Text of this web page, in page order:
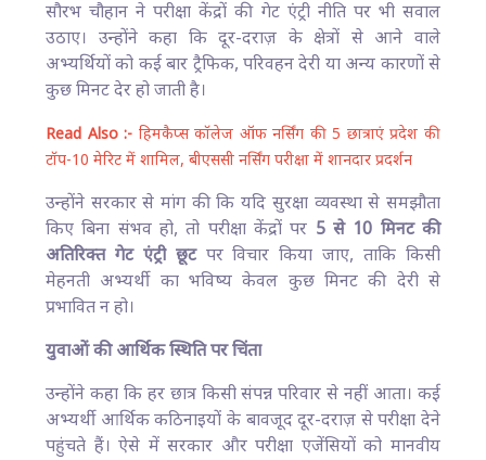
सौरभ चौहान ने परीक्षा केंद्रों की गेट एंट्री नीति पर भी सवाल
उठाए। उन्होंने कहा कि दूर-दराज़ के क्षेत्रों से आने वाले
अभ्यर्थियों को कई बार ट्रैफिक, परिवहन देरी या अन्य कारणों से
कुछ मिनट देर हो जाती है।
Read Also :- हिमकैप्स कॉलेज ऑफ नर्सिंग की 5 छात्राएं प्रदेश की
टॉप-10 मेरिट में शामिल, बीएससी नर्सिंग परीक्षा में शानदार प्रदर्शन
उन्होंने सरकार से मांग की कि यदि सुरक्षा व्यवस्था से समझौता
किए बिना संभव हो, तो परीक्षा केंद्रों पर 5 से 10 मिनट की
अतिरिक्त गेट एंट्री छूटपर विचार किया जाए, ताकि किसी
मेहनती अभ्यर्थी का भविष्य केवल कुछ मिनट की देरी से
प्रभावित न हो।
युवाओं की आर्थिक स्थिति पर चिंता
उन्होंने कहा कि हर छात्र किसी संपन्न परिवार से नहीं आता। कई
अभ्यर्थी आर्थिक कठिनाइयों के बावजूद दूर-दराज़ से परीक्षा देने
पहुंचते हैं। ऐसे में सरकार और परीक्षा एजेंसियों को मानवीय